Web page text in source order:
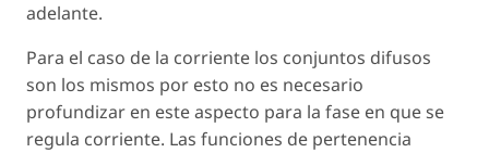
adelante.
Para el caso de la corriente los conjuntos difusos
son los mismos por esto no es necesario
profundizar en este aspecto para la fase en que se
regula corriente. Las funciones de pertenencia